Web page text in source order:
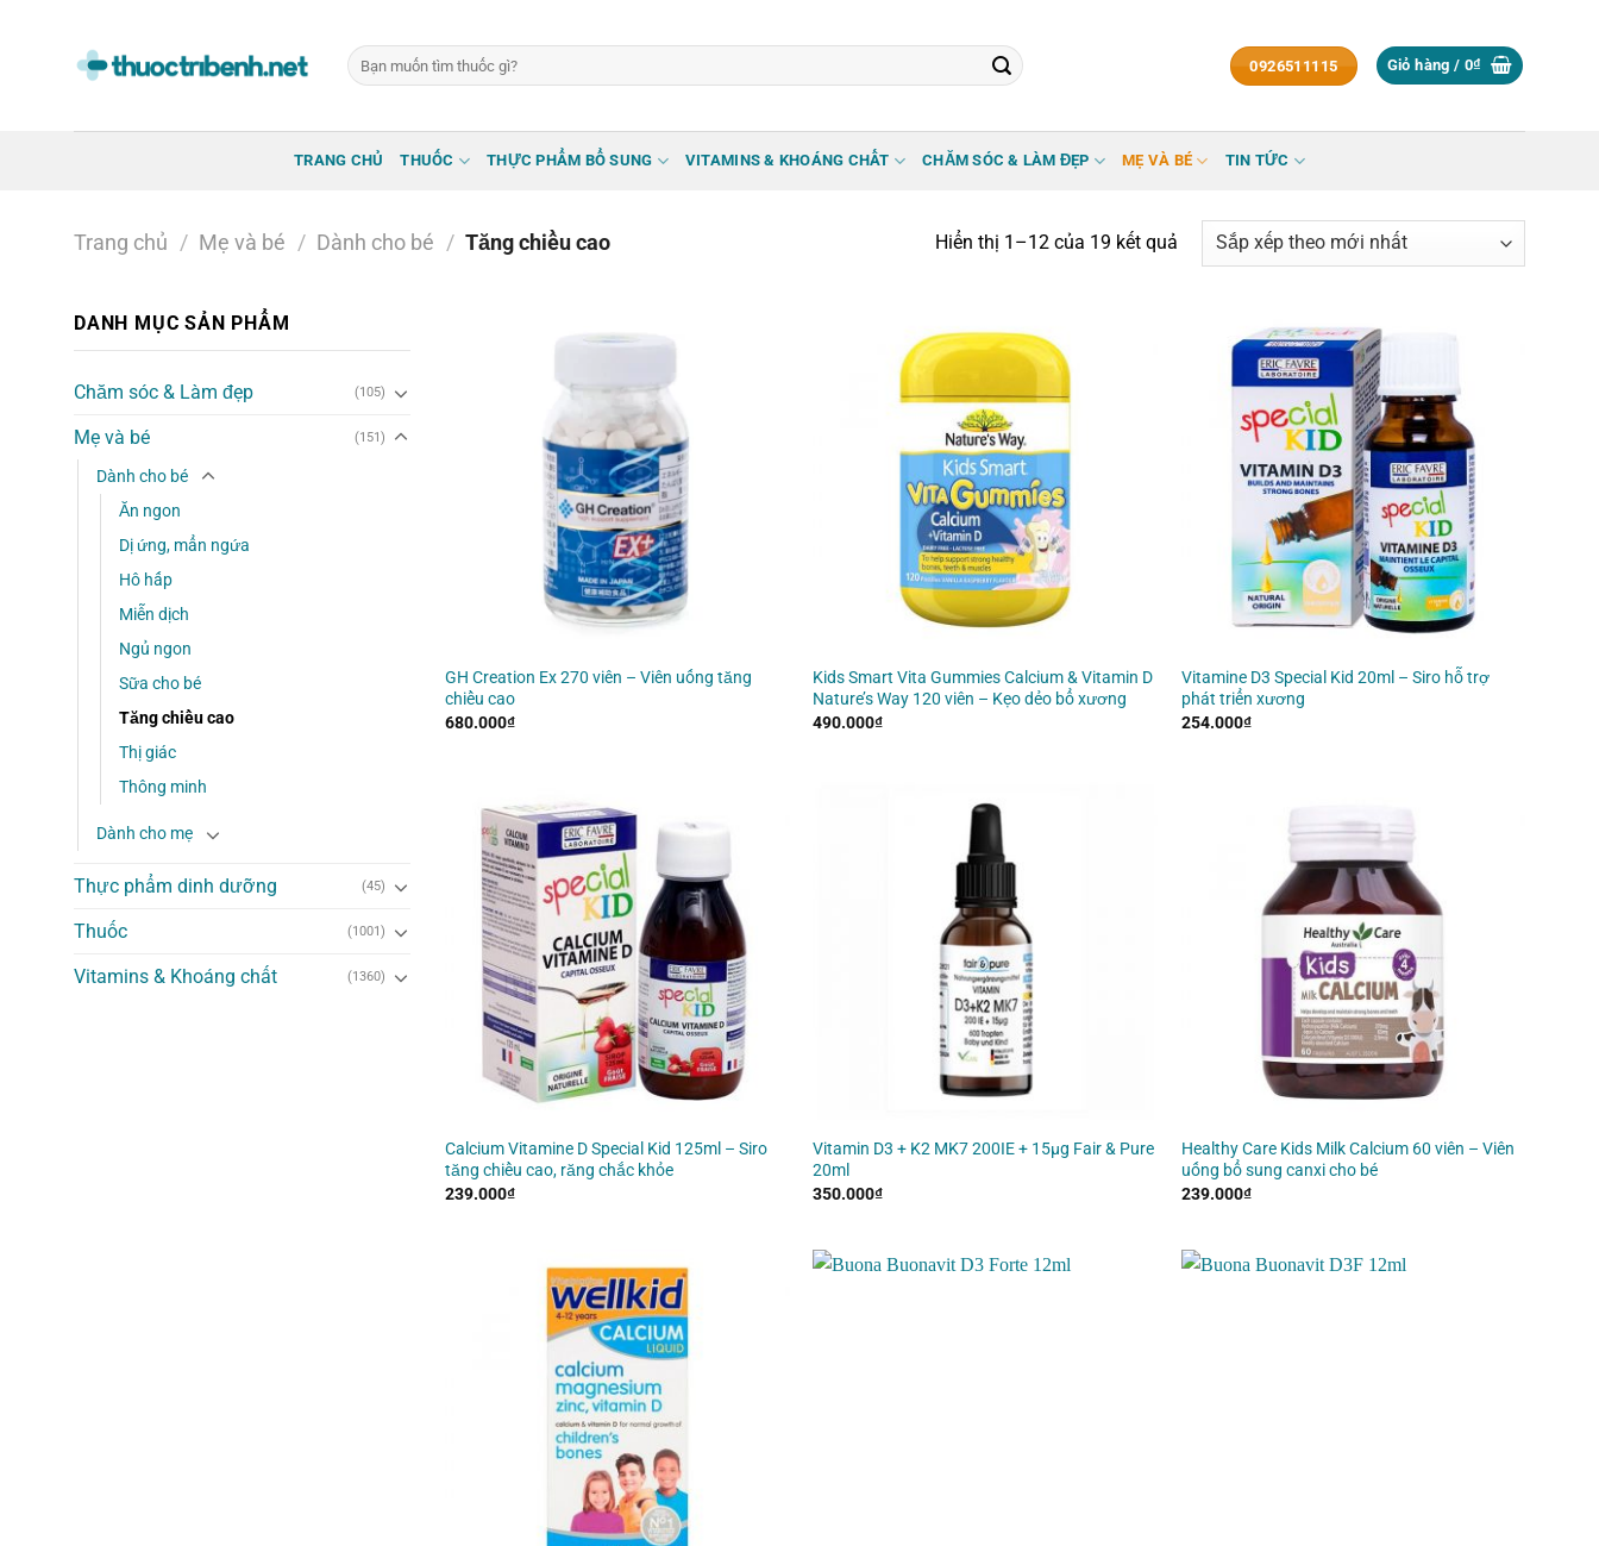
Tìm
kiếm:
0926511115 Giỏ hàng / 0₫
TRANG CHỦ THUỐC THỰC PHẨM BỔ SUNG VITAMINS & KHOÁNG CHẤT CHĂM SÓC & LÀM ĐẸP MẸ VÀ BÉ TIN TỨC
Trang chủ / Mẹ và bé / Dành cho bé / Tăng chiều cao Hiển thị 1–12 của 19 kết quảĐã
sắp
DANH MỤC SẢN PHẨM
Chăm sóc & Làm đẹp (105)
Mẹ và bé (151)
Dành cho bé
Ăn ngon
Dị ứng, mẩn ngứa
Hô hấp
Miễn dịch
Ngủ ngon
Sữa cho bé
Tăng chiều cao
Thị giác
Thông minh
Dành cho mẹ
Thực phẩm dinh dưỡng (45)
Thuốc (1001)
Vitamins & Khoáng chất (1360)
GH Creation Ex 270 viên – Viên uống tăng
chiều cao
680.000₫
Kids Smart Vita Gummies Calcium & Vitamin D
Nature’s Way 120 viên – Kẹo dẻo bổ xương
490.000₫
Vitamine D3 Special Kid 20ml – Siro hỗ trợ
phát triển xương
254.000₫
Calcium Vitamine D Special Kid 125ml – Siro
tăng chiều cao, răng chắc khỏe
239.000₫
Vitamin D3 + K2 MK7 200IE + 15µg Fair & Pure
20ml
350.000₫
Healthy Care Kids Milk Calcium 60 viên – Viên
uống bổ sung canxi cho bé
239.000₫